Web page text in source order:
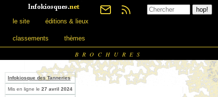
le site éditions & lieux
classements thèmes
BROCHURES
Infokiosque des Tanneries
Mis en ligne le 27 avril 2024